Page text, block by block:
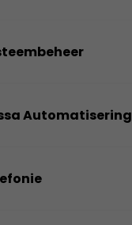
Automatisering